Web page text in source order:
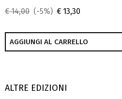
€ 14,00 (-5%) € 13,30
AGGIUNGI AL CARRELLO
ALTRE EDIZIONI